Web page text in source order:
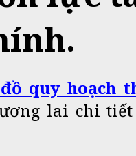
quy hoạch
lai chi